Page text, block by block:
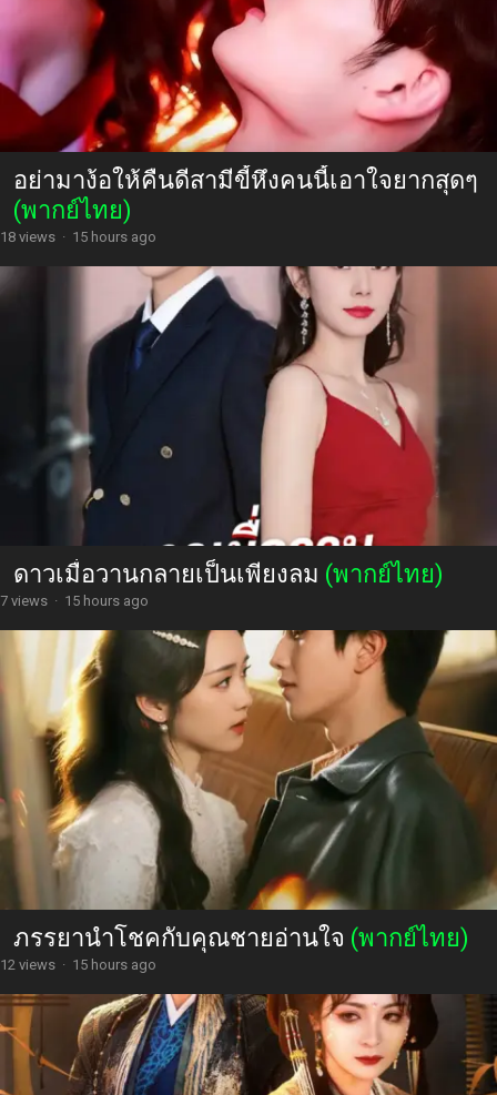
อย่ามาง้อให้คืนดีสามีขี้หึงคนนี้เอาใจยากสุดๆ
(พากย์ไทย)
18 views · 15 hours ago
ดาวเมื่อวานกลายเป็นเพียงลม (พากย์ไทย)
7 views · 15 hours ago
ภรรยานำโชคกับคุณชายอ่านใจ (พากย์ไทย)
12 views · 15 hours ago